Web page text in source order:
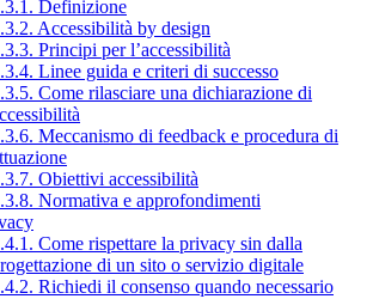
Definizione
Accessibilità by design
Principi per l’accessibilità
Linee guida e criteri di successo
Come rilasciare una dichiarazione di
Meccanismo di feedback e procedura di
Obiettivi accessibilità
Normativa e approfondimenti
Come rispettare la privacy sin dalla
di un sito o servizio digitale
Richiedi il consenso quando necessario